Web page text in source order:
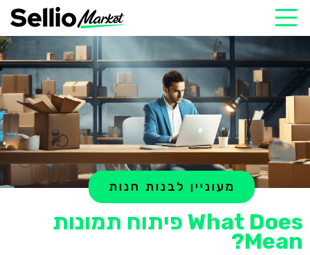
What Does פיתוח תמונות
Mean?
מעוניין לבנות חנות